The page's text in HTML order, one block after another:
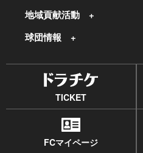
地域貢献活動
球団情報
TICKET
FCマイページ